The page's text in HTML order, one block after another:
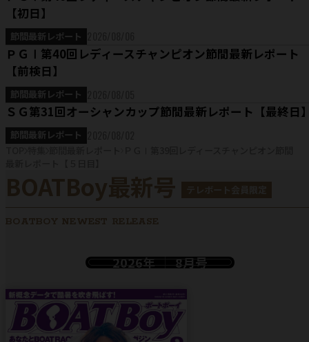
【初日】
節間最新レポート
ＰＧⅠ第40回レディースチャンピオン節間最新レポート
【前検日】
節間最新レポート
ＳＧ第31回オーシャンカップ節間最新レポート【最終日
節間最新レポート
BOATBoy最新号
BOATBOY NEWEST RELEASE
2026年 8月号